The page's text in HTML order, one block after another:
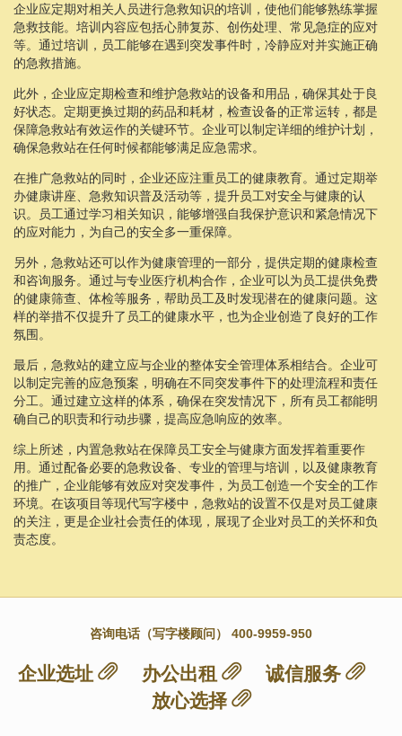
企业应定期对相关人员进行急救知识的培训，使他们能够熟练掌握
急救技能。培训内容应包括心肺复苏、创伤处理、常见急症的应对
等。通过培训，员工能够在遇到突发事件时，冷静应对并实施正确
的急救措施。
此外，企业应定期检查和维护急救站的设备和用品，确保其处于良
好状态。定期更换过期的药品和耗材，检查设备的正常运转，都是
保障急救站有效运作的关键环节。企业可以制定详细的维护计划，
确保急救站在任何时候都能够满足应急需求。
在推广急救站的同时，企业还应注重员工的健康教育。通过定期举
办健康讲座、急救知识普及活动等，提升员工对安全与健康的认
识。员工通过学习相关知识，能够增强自我保护意识和紧急情况下
的应对能力，为自己的安全多一重保障。
另外，急救站还可以作为健康管理的一部分，提供定期的健康检查
和咨询服务。通过与专业医疗机构合作，企业可以为员工提供免费
的健康筛查、体检等服务，帮助员工及时发现潜在的健康问题。这
样的举措不仅提升了员工的健康水平，也为企业创造了良好的工作
氛围。
最后，急救站的建立应与企业的整体安全管理体系相结合。企业可
以制定完善的应急预案，明确在不同突发事件下的处理流程和责任
分工。通过建立这样的体系，确保在突发情况下，所有员工都能明
确自己的职责和行动步骤，提高应急响应的效率。
综上所述，内置急救站在保障员工安全与健康方面发挥着重要作
用。通过配备必要的急救设备、专业的管理与培训，以及健康教育
的推广，企业能够有效应对突发事件，为员工创造一个安全的工作
环境。在该项目等现代写字楼中，急救站的设置不仅是对员工健康
的关注，更是企业社会责任的体现，展现了企业对员工的关怀和负
责态度。
咨询电话（写字楼顾问） 400-9959-950
企业选址 办公出租
诚信服务
放心选择